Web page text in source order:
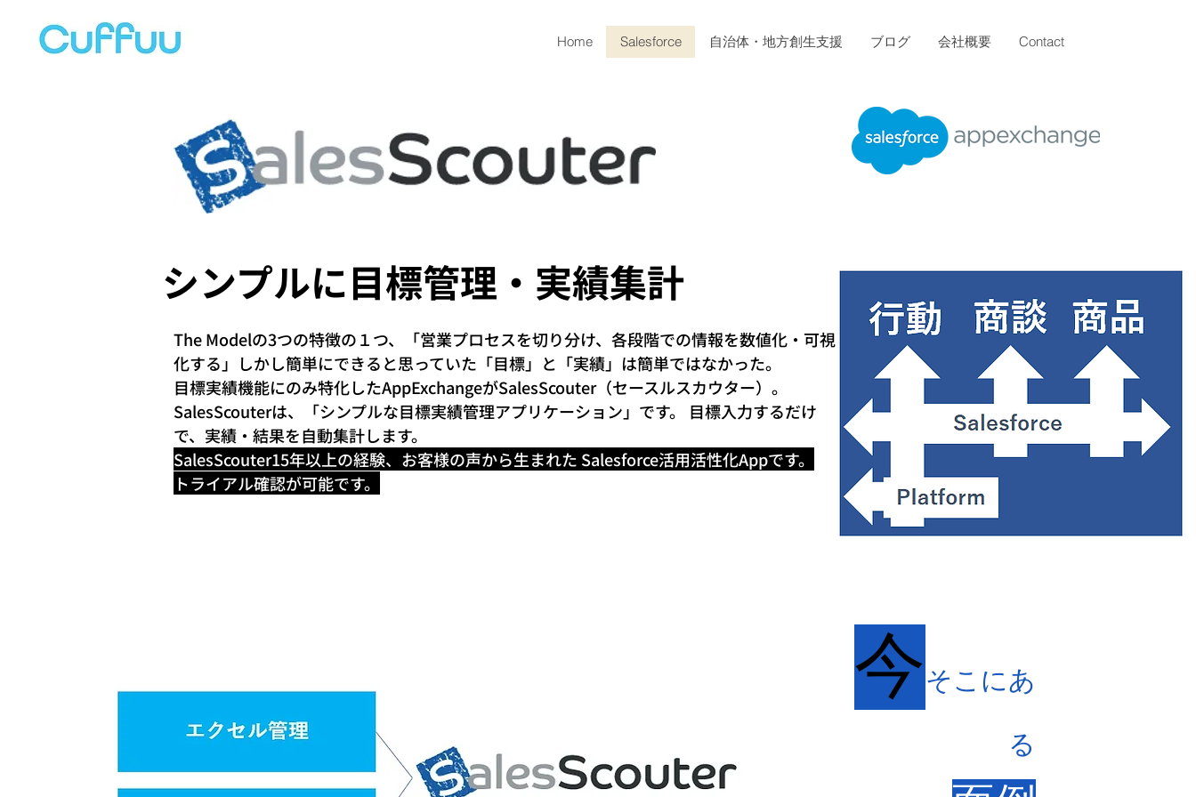
Home Salesforce 自治体・地方創生支援 ブログ 会社概要 Contact
シンプルに目標管理・実績集計
The Modelの3つの特徴の１つ、「営業プロセスを切り分け、各段階での情報を数値化・可視
化する」しかし簡単にできると思っていた「目標」と「実績」は簡単ではなかった。
目標実績機能にのみ特化したAppExchangeがSalesScouter（セースルスカウター）。
SalesScouterは、「シンプルな目標実績管理アプリケーション」です。 目標入力するだけ
で、実績・結果を自動集計します。
SalesScouter15年以上の経験、お客様の声から生まれた Salesforce活用活性化Appです。
​トライアル確認が可能です。
今そこにあ
る